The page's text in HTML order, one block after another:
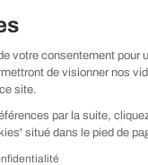
votre consentement pour
de visionner nos
site.
par la suite,
situé dans le pied de